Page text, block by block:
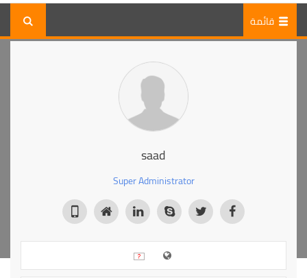
قائمة
saad
Super Administrator